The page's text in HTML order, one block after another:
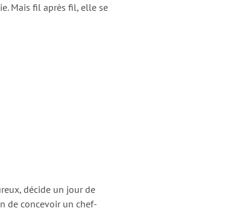
Mais fil après fil, elle se
décide un jour de
de concevoir un chef-